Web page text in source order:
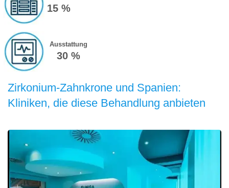
15 %
Ausstattung
30 %
Zirkonium-Zahnkrone und Spanien:
Kliniken, die diese Behandlung anbieten